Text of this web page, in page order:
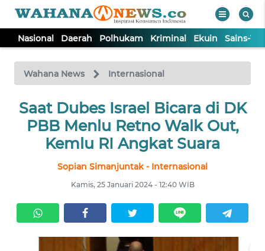
Nasional Daerah Polhukam Kriminal Ekuin Sains-
Wahana News Internasional
Saat Dubes Israel Bicara di DK
PBB Menlu Retno Walk Out,
Kemlu RI Angkat Suara
Sopian Simanjuntak - Internasional
Kamis, 25 Januari 2024 - 12:40 WIB
TV
Tutup
NASIONAL
DAERAH
POLHUKAM
KRIMINAL
EKUIN